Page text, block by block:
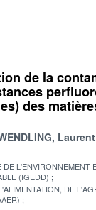
de la
des
Laurent
L'ENVIRONNEMENT
(IGEDD)
DE